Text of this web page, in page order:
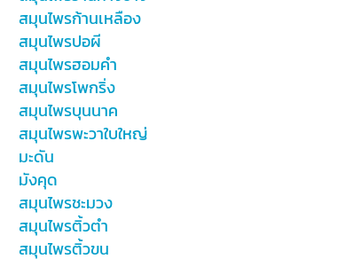
สมุนไพรก้านเหลือง
สมุนไพรปอผี
สมุนไพรฮอมคำ
สมุนไพรโพกริ่ง
สมุนไพรบุนนาค
สมุนไพรพะวาใบใหญ่
มะดัน
มังคุด
สมุนไพรชะมวง
สมุนไพรติ้วตำ
สมุนไพรติ้วขน